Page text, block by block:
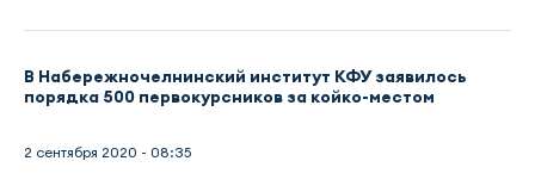
В Набережночелнинский институт КФУ заявилось
порядка 500 первокурсников за койко-местом
2 сентября 2020 - 08:35